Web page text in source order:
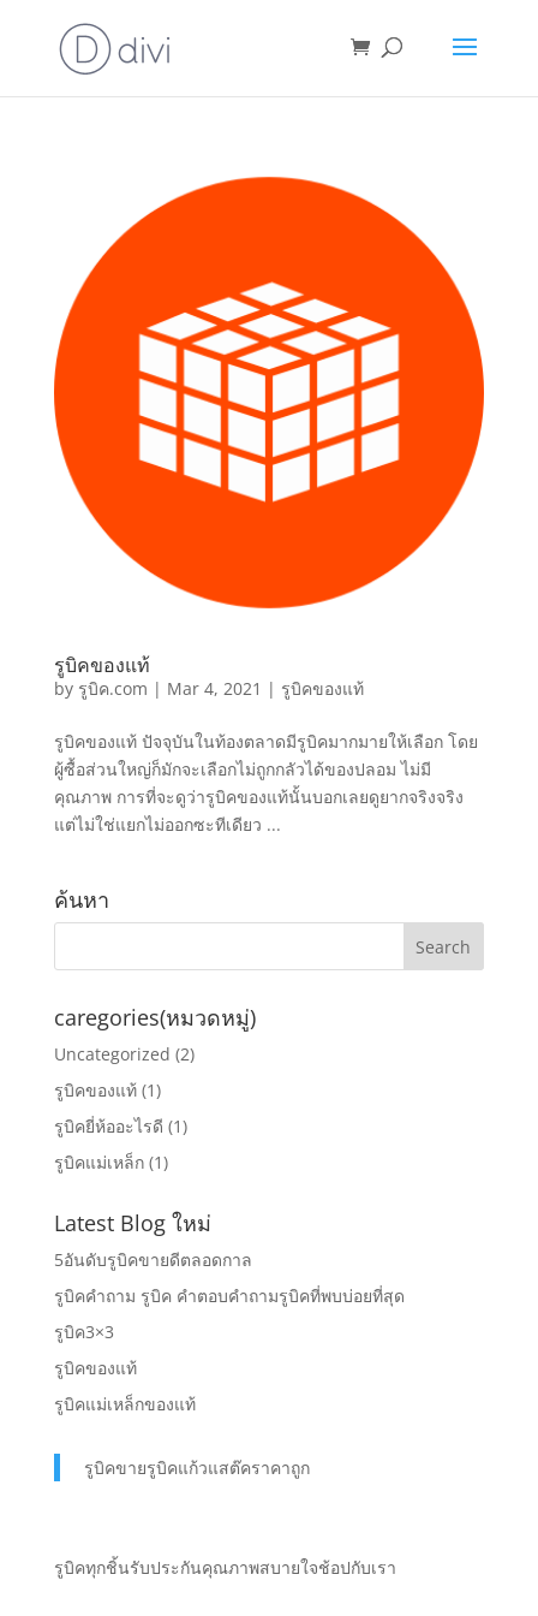
รูบิคของแท้
by รูบิค.com | Mar 4, 2021 | รูบิคของแท้
รูบิคของแท้ ปัจจุบันในท้องตลาดมีรูบิคมากมายให้เลือก โดย
ผู้ซื้อส่วนใหญ่ก็มักจะเลือกไม่ถูกกลัวได้ของปลอม ไม่มี
คุณภาพ การที่จะดูว่ารูบิคของแท้นั้นบอกเลยดูยากจริงจริง
แต่ไม่ใช่แยกไม่ออกซะทีเดียว ...
ค้นหา
caregories(หมวดหมู่)
Uncategorized (2)
รูบิคของแท้(1)
รูบิคยี่ห้ออะไรดี (1)
รูบิคแม่เหล็ก(1)
Latest Blog ใหม่
5อันดับรูบิคขายดีตลอดกาล
รูบิคคำถาม รูบิค คำตอบคำถามรูบิคที่พบบ่อยที่สุด
รูบิค3×3
รูบิคของแท้
รูบิคแม่เหล็กของแท้
รูบิคขายรูบิคแก้วแสต๊คราคาถูก
รูบิคทุกชิ้นรับประกันคุณภาพสบายใจช้อปกับเรา